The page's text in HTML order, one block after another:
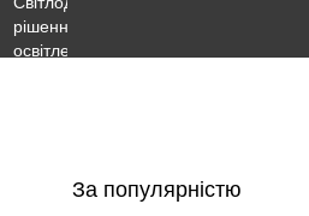
За популярністю